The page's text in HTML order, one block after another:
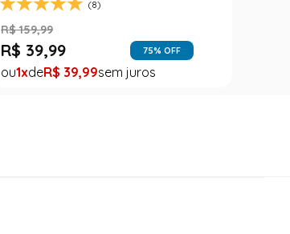
(8)
R$ 159,99
R$ 39,99 75% OFF
1 R$ 39,99